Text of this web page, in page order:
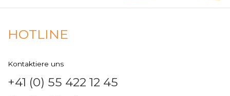
HOTLINE
Kontaktiere uns
+41 (0) 55 422 12 45